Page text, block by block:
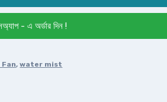
- এ অর্ডার দিন !
Fan,water mist